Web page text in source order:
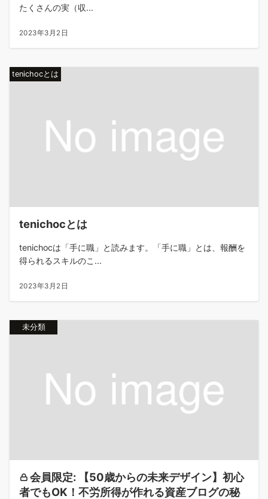
たくさんの実（収...
2023年3月2日
tenichocとは
tenichocとは
tenichocは「手に職」と読みます。「手に職」とは、報酬を
得られるスキルのこ...
2023年3月2日
未分類
会員限定: 【50歳からの未来デザイン】初心
者でもOK！不労所得が作れる資産ブログの秘